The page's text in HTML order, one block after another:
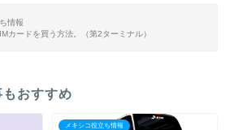
情報
カードを買う方法。（第2ターミナル）
おすすめ
メキシコ役立ち情報